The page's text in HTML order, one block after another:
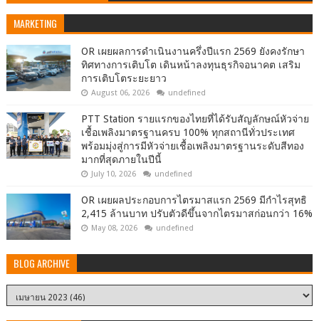
MARKETING
OR เผยผลการดำเนินงานครึ่งปีแรก 2569 ยังคงรักษา
ทิศทางการเติบโต เดินหน้าลงทุนธุรกิจอนาคต เสริม
การเติบโตระยะยาว
August 06, 2026 undefined
PTT Station รายแรกของไทยที่ได้รับสัญลักษณ์หัวจ่าย
เชื้อเพลิงมาตรฐานครบ 100% ทุกสถานีทั่วประเทศ
พร้อมมุ่งสู่การมีหัวจ่ายเชื้อเพลิงมาตรฐานระดับสีทอง
มากที่สุดภายในปีนี้
July 10, 2026 undefined
OR เผยผลประกอบการไตรมาสแรก 2569 มีกำไรสุทธิ
2,415 ล้านบาท ปรับตัวดีขึ้นจากไตรมาสก่อนกว่า 16%
May 08, 2026 undefined
BLOG ARCHIVE